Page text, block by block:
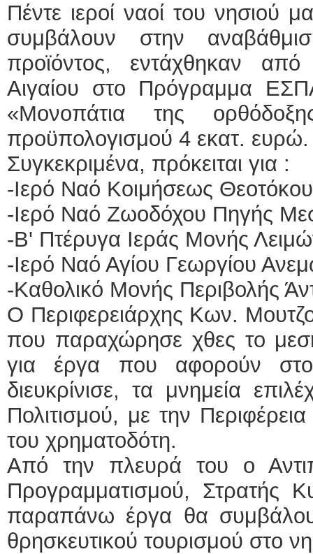
Πέντε ιεροί ναοί του νησιού
συμβάλουν στην
προϊόντος, εντάχθηκαν
Αιγαίου στο Πρόγραμμα
«Μονοπάτια της
προϋπολογισμού 4 εκατ.
Συγκεκριμένα, πρόκειται για :
-Ιερό Ναό Κοιμήσεως
-Ιερό Ναό Ζωοδόχου Πηγής
-Β' Πτέρυγα Ιεράς Μονής
-Ιερό Ναό Αγίου Γεωργίου
-Καθολικό Μονής Περιβολής
Ο Περιφερειάρχης Κων.
που παραχώρησε χθες το
για έργα που αφορούν
διευκρίνισε, τα μνημεία
Πολιτισμού, με την
του χρηματοδότη.
Από την πλευρά του ο
Προγραμματισμού, Στρατής
παραπάνω έργα θα
θρησκευτικού τουρισμού στο